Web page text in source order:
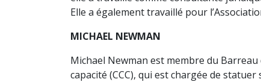
Elle a également travaillé pour
MICHAEL NEWMAN
Michael Newman est membre du
capacité (CCC), qui est chargée de